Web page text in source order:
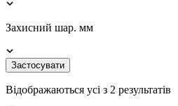
Захисний шар. мм
Застосувати
Відображаються усі з 2 результатів